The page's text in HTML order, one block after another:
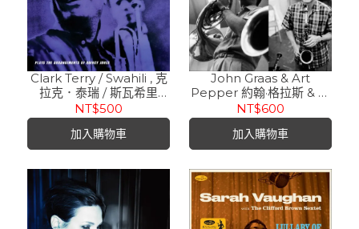
Clark Terry / Swahili , 克
拉克．泰瑞 / 斯瓦希里
(CD)
NT$500
加入購物車
John Graas & Art
Pepper 約翰·格拉斯 & 亞
特．派伯 / Complete
Small Group Sessions
(2CD)
NT$600
加入購物車